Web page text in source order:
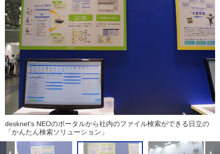
desknet's NEOのポータルから社内のファイル検索ができる日立の
「かんたん検索ソリューション」